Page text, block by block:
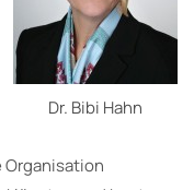
Dr. Bibi Hahn